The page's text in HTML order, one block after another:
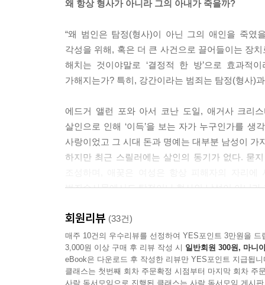
제가 처음 직장에서 일을 시작했을 때, 비혼 사십
아갈 수 있다고 믿습니다. 앞 세대의 동성 역할
다. 그렇게 함께 더, 더 멀리까지 나아갈 수 있도록
그때가 1990년대 중반이었는데도 이미 아버지의
무도 말을 하지 않았다. 이것이 대체로 ‘그런 사람
14
성급한 일반화 하나. 인간은 다들 그냥 부모님과
--- p.130~131
왜 항상 형사가 아니라 그의 아내가 죽을까?
“왜 범인은 탐정(형사)이 아닌 그의 애인을 죽
각성을 위해, 혹은 더 큰 사건으로 끌어들이는 장
해치는 것이야말로 ‘결정적 한 방’으로 효과
가해지는가? 특히, 강간이라는 범죄는 탐정(형사)
에드거 앨런 포와 아서 코난 도일, 애거사 크리
살인으로 인해 ‘이득’을 보는 자가 누구인가를
사랑이었고 그 시대 돈과 명예는 대부분 남성이
하지만 최근 스릴러에는 살인의 동기가 없다. 묻
범죄수사물에서도 탐정이나 형사인 남성이 아니
여적여?
여자의 적은 여자라고?!
“문제를 일으킨 사람이 여자면 꼭 이렇게 묻는 사람
저 여자에 대해 어떻게 생각해?
회원리뷰 (33건)
매주 10건의 우수리뷰를 선정하여 YES포인트 3만원을 드
3,000원 이상 구매 후 리뷰 작성 시 일반회원 300원, 마니
eBook은 다운로드 후 작성한 리뷰만 YES포인트 지급됩니
클래스는 첫번째 회차 주문확정 시점부터 마지막 회차 주
사락 독서모임으로 진행된 클래스는 사락 독서모임 게시